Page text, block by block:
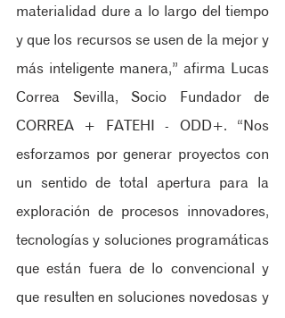
materialidad dure a lo largo del tiempo
y que los recursos se usen de la mejor y
más inteligente manera,” afirma Lucas
Correa Sevilla, Socio Fundador de
CORREA + FATEHI - ODD+. “Nos
esforzamos por generar proyectos con
un sentido de total apertura para la
exploración de procesos innovadores,
tecnologías y soluciones programáticas
que están fuera de lo convencional y
que resulten en soluciones novedosas y